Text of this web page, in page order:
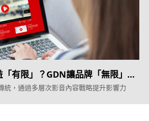
有限」？GDN讓品牌「無限」擴
統，通過多層次影音內容戰略提升影響力